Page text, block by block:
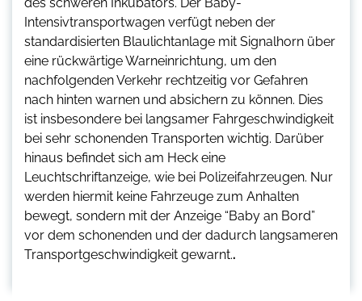
Intensivtransportwagen verfügt neben der
standardisierten Blaulichtanlage mit Signalhorn über
eine rückwärtige Warneinrichtung, um den
nachfolgenden Verkehr rechtzeitig vor Gefahren
nach hinten warnen und absichern zu können. Dies
ist insbesondere bei langsamer Fahrgeschwindigkeit
bei sehr schonenden Transporten wichtig. Darüber
hinaus befindet sich am Heck eine
Leuchtschriftanzeige, wie bei Polizeifahrzeugen. Nur
werden hiermit keine Fahrzeuge zum Anhalten
bewegt, sondern mit der Anzeige “Baby an Bord”
vor dem schonenden und der dadurch langsameren
Transportgeschwindigkeit gewarnt..